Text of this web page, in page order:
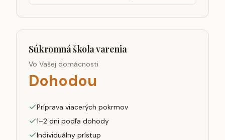
Súkromná škola varenia
Vo Vašej domácnosti
Dohodou
Príprava viacerých pokrmov
1–2 dni podľa dohody
Individuálny prístup